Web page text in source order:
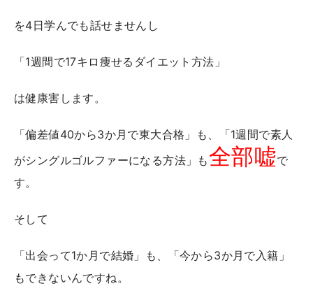
を4日学んでも話せませんし
「1週間で17キロ痩せるダイエット方法」
は健康害します。
「偏差値40から3か月で東大合格」も、「1週間で素人
がシングルゴルファーになる方法」も全部嘘で
す。
そして
「出会って1か月で結婚」も、「今から3か月で入籍」
もできないんですね。